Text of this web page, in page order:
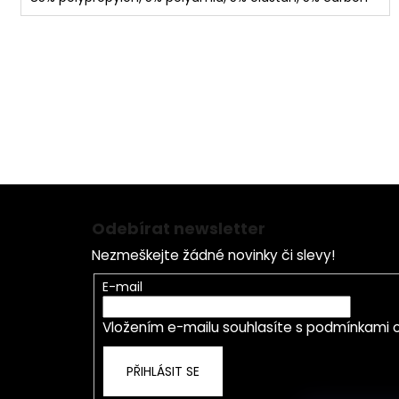
Odebírat newsletter
Nezmeškejte žádné novinky či slevy!
E-mail
Vložením e-mailu souhlasíte s podmínkami
PŘIHLÁSIT SE